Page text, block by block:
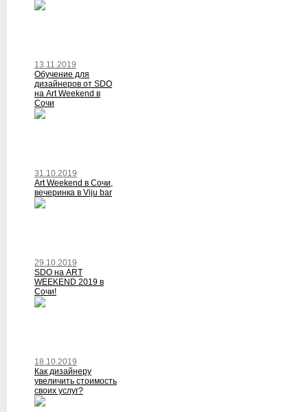
13.11.2019
Обучение для
дизайнеров от SDO
на Art Weekend в
Сочи
31.10.2019
Art Weekend в Сочи,
вечеринка в Viju bar
29.10.2019
SDO на ART
WEEKEND 2019 в
Сочи!
18.10.2019
Как дизайнеру
увеличить стоимость
своих услуг?